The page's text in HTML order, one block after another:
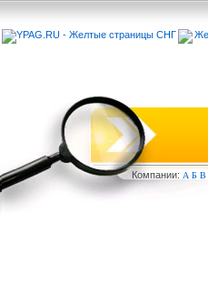
Компании: А Б В